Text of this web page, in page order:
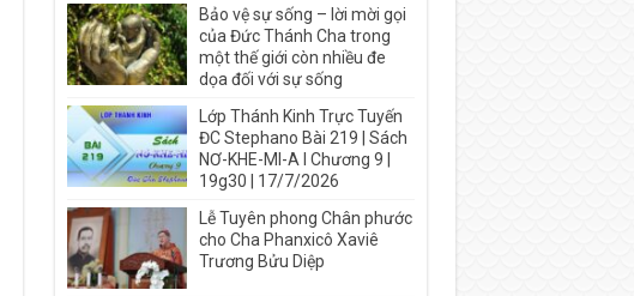
Bảo vệ sự sống – lời mời gọi
của Đức Thánh Cha trong
một thế giới còn nhiều đe
dọa đối với sự sống
Lớp Thánh Kinh Trực Tuyến
ĐC Stephano Bài 219 | Sách
NƠ-KHE-MI-A I Chương 9 |
19g30 | 17/7/2026
Lễ Tuyên phong Chân phước
cho Cha Phanxicô Xaviê
Trương Bửu Diệp